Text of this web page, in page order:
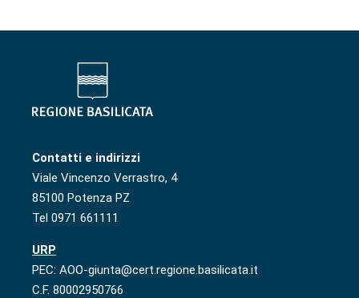
Contatti e indirizzi
Viale Vincenzo Verrastro, 4
85100 Potenza PZ
Tel 0971 661111
URP
PEC: AOO-giunta@cert.regione.basilicata.it
C.F. 80002950766